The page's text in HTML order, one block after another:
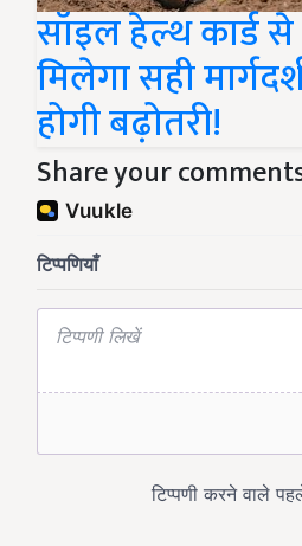
सॉइल हेल्थ कार्ड
मिलेगा सही
होगी बढ़ोतरी!
Share your